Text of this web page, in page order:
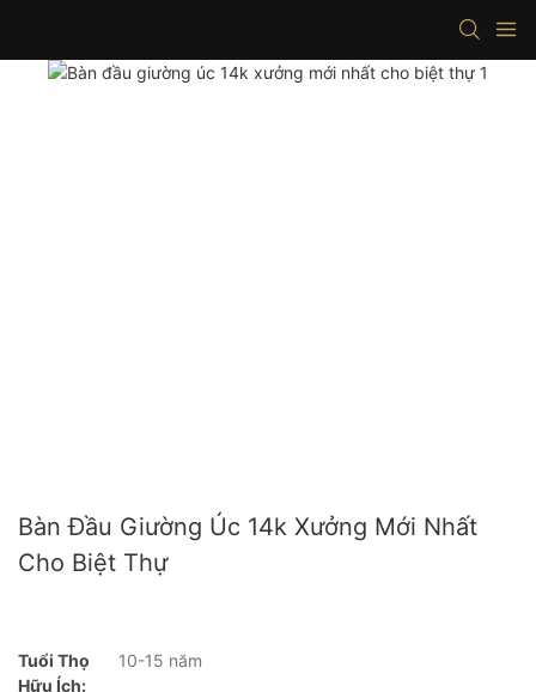
Bàn Đầu Giường Úc 14k Xưởng Mới Nhất
Cho Biệt Thự
Tuổi Thọ
Hữu Ích:
10-15 năm